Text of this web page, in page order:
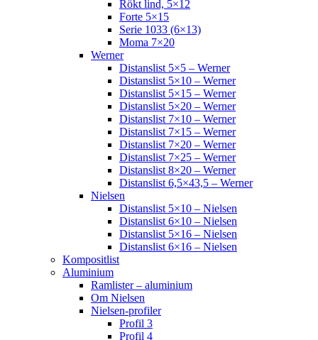
Rökt lind, 5×12
Forte 5×15
Serie 1033 (6×13)
Moma 7×20
Werner
Distanslist 5×5 – Werner
Distanslist 5×10 – Werner
Distanslist 5×15 – Werner
Distanslist 5×20 – Werner
Distanslist 7×10 – Werner
Distanslist 7×15 – Werner
Distanslist 7×20 – Werner
Distanslist 7×25 – Werner
Distanslist 8×20 – Werner
Distanslist 6,5×43,5 – Werner
Nielsen
Distanslist 5×10 – Nielsen
Distanslist 6×10 – Nielsen
Distanslist 5×16 – Nielsen
Distanslist 6×16 – Nielsen
Kompositlist
Aluminium
Ramlister – aluminium
Om Nielsen
Nielsen-profiler
Profil 3
Profil 4